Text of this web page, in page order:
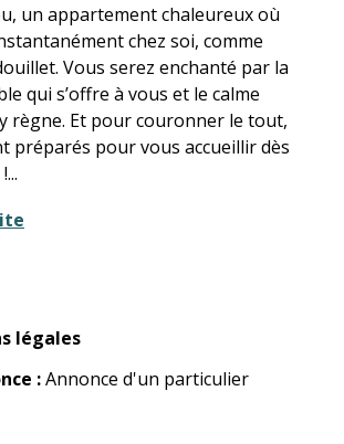
un appartement chaleureux où
chez soi, comme
Vous serez enchanté par la
qui s’offre à vous et le calme
règne. Et pour couronner le tout,
préparés pour vous accueillir dès
légales
légales
:Annonce d'un particulier